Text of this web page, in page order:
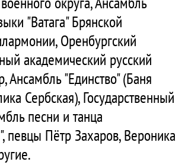
"Ватага" Брянской
Оренбургский
академический русский
Ансамбль "Единство" (Баня
Сербская), Государственный
песни и танца
певцы Пётр Захаров, Вероника